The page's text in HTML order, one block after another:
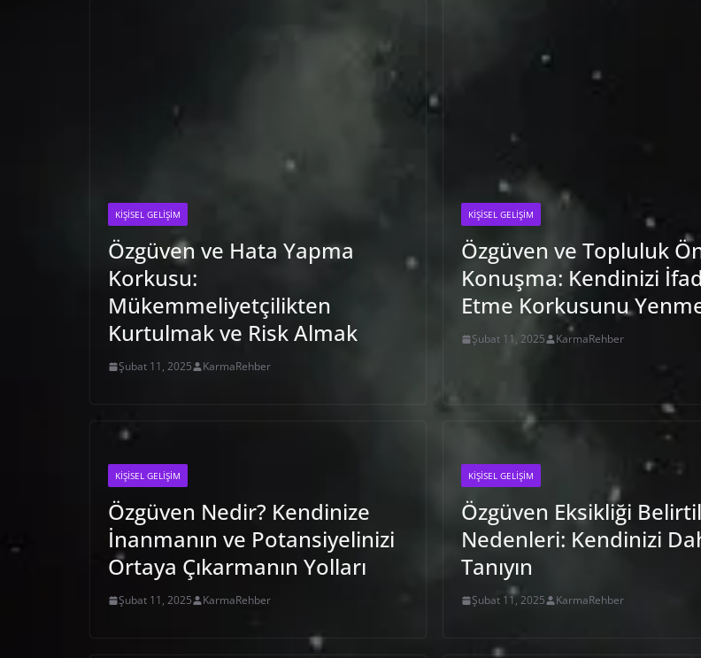
KIŞISEL GELIŞIM
Özgüven ve Hata Yapma
Korkusu:
Mükemmeliyetçilikten
Kurtulmak ve Risk Almak
Şubat 11, 2025 KarmaRehber
KIŞISEL GELIŞIM
Özgüven ve Topluluk
Konuşma: Kendinizi
Etme Korkusunu
Şubat 11, 2025 KarmaRehber
KIŞISEL GELIŞIM
Özgüven Nedir? Kendinize
İnanmanın ve Potansiyelinizi
Ortaya Çıkarmanın Yolları
Şubat 11, 2025 KarmaRehber
KIŞISEL GELIŞIM
Özgüven Eksikliği
Nedenleri: Kendinizi
Tanıyın
Şubat 11, 2025 KarmaRehber